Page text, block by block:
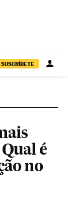
SUSCRÍBETE
é
no